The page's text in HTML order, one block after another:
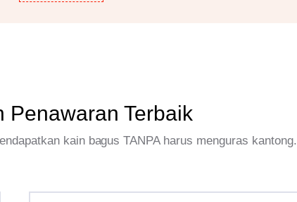
Penawaran Terbaik
kain bagus TANPA harus menguras kantong.